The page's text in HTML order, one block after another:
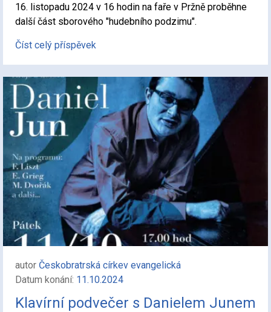
16. listopadu 2024 v 16 hodin na faře v Pržně proběhne
další část sborového "hudebního podzimu".
Číst celý příspěvek
autor Českobratrská církev evangelická
Datum konání: 11.10.2024
Klavírní podvečer s Danielem Junem